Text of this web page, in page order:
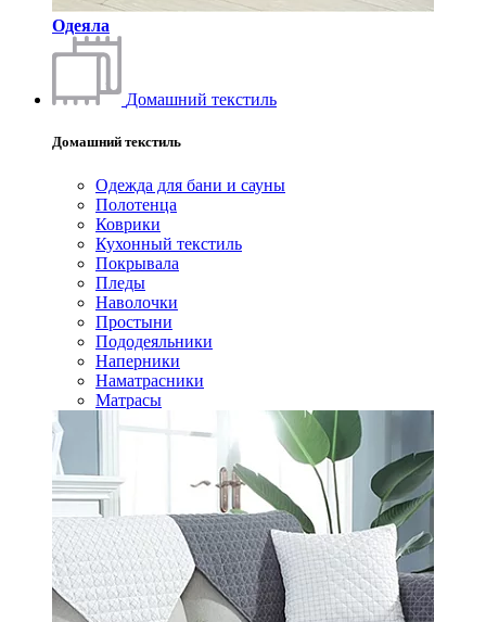
Одеяла
Домашний текстиль
Домашний текстиль
Одежда для бани и сауны
Полотенца
Коврики
Кухонный текстиль
Покрывала
Пледы
Наволочки
Простыни
Пододеяльники
Наперники
Наматрасники
Матрасы